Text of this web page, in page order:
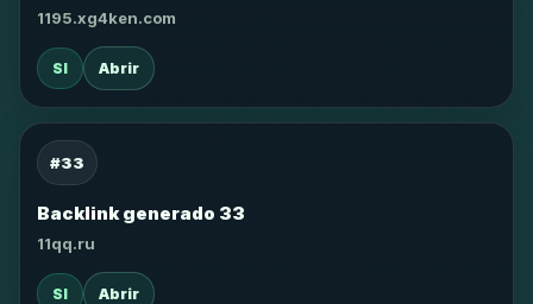
1195.xg4ken.com
SI Abrir
#33
Backlink generado 33
11qq.ru
SI Abrir